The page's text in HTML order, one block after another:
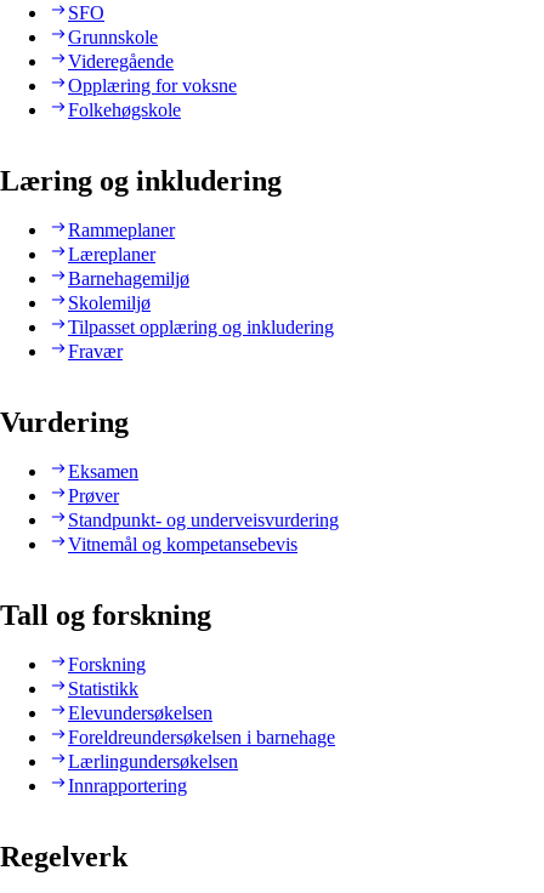
SFO
Grunnskole
Videregående
Opplæring for voksne
Folkehøgskole
Læring og inkludering
Rammeplaner
Læreplaner
Barnehagemiljø
Skolemiljø
Tilpasset opplæring og inkludering
Fravær
Vurdering
Eksamen
Prøver
Standpunkt- og underveisvurdering
Vitnemål og kompetansebevis
Tall og forskning
Forskning
Statistikk
Elevundersøkelsen
Foreldreundersøkelsen i barnehage
Lærlingundersøkelsen
Innrapportering
Regelverk